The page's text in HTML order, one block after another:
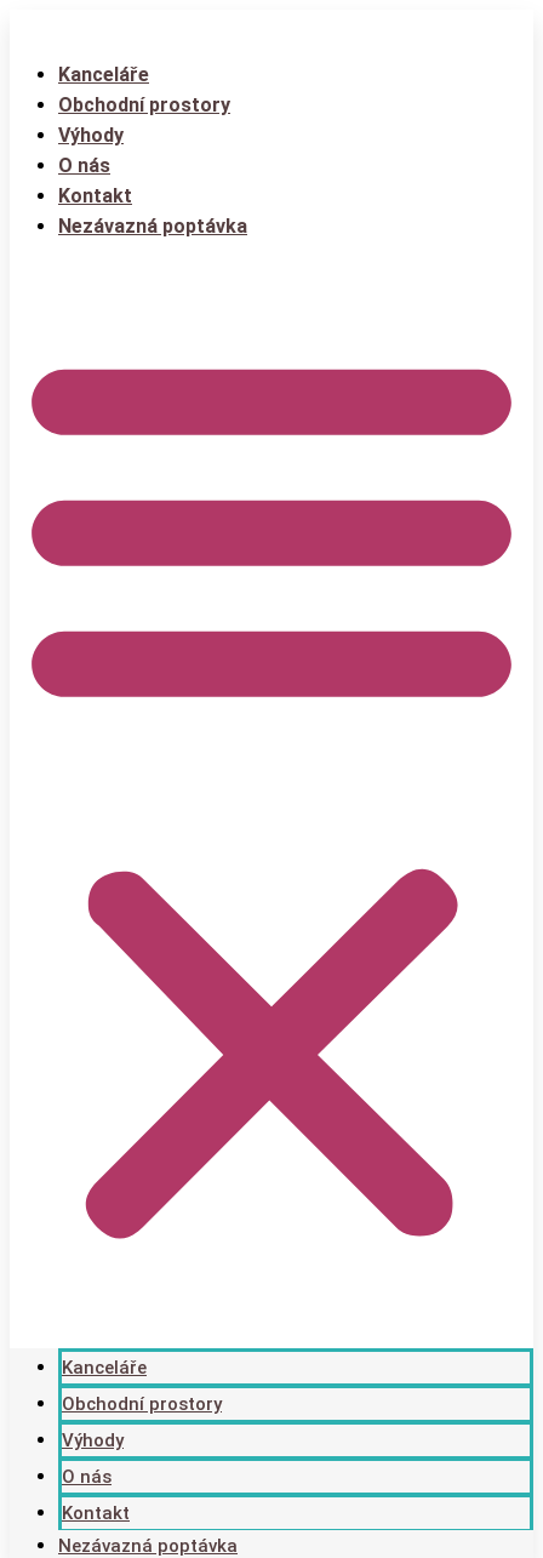
Kanceláře
Obchodní prostory
Výhody
O nás
Kontakt
Nezávazná poptávka
Kanceláře
Obchodní prostory
Výhody
O nás
Kontakt
Nezávazná poptávka